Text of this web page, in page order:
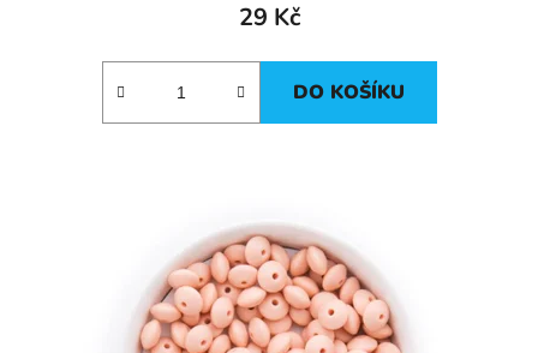
29 Kč
DO KOŠÍKU